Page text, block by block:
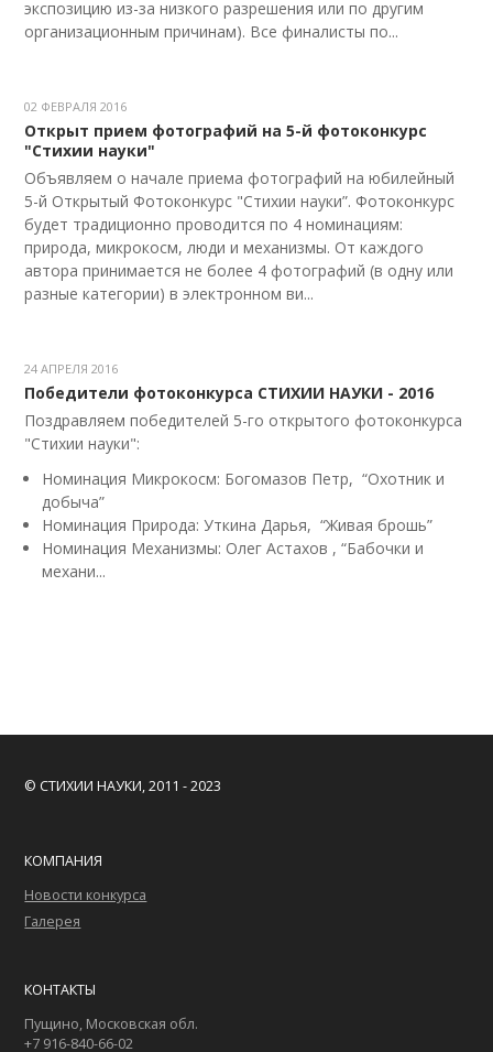
экспозицию из-за низкого разрешения или по другим
организационным причинам). Все финалисты по...
02 ФЕВРАЛЯ 2016
Открыт прием фотографий на 5-й фотоконкурс
"Стихии науки"
Объявляем о начале приема фотографий на юбилейный
5-й Открытый Фотоконкурс "Стихии науки”. Фотоконкурс
будет традиционно проводится по 4 номинациям:
природа, микрокосм, люди и механизмы. От каждого
автора принимается не более 4 фотографий (в одну или
разные категории) в электронном ви...
24 АПРЕЛЯ 2016
Победители фотоконкурса СТИХИИ НАУКИ - 2016
Поздравляем победителей 5-го открытого фотоконкурса
"Стихии науки":
Номинация Микрокосм: Богомазов Петр, “Охотник и
добыча”
Номинация Природа: Уткина Дарья, “Живая брошь”
Номинация Механизмы: Олег Астахов , “Бабочки и
механи...
© СТИХИИ НАУКИ, 2011 - 2023
КОМПАНИЯ
Новости конкурса
Галерея
КОНТАКТЫ
Пущино, Московская обл.
+7 916-840-66-02